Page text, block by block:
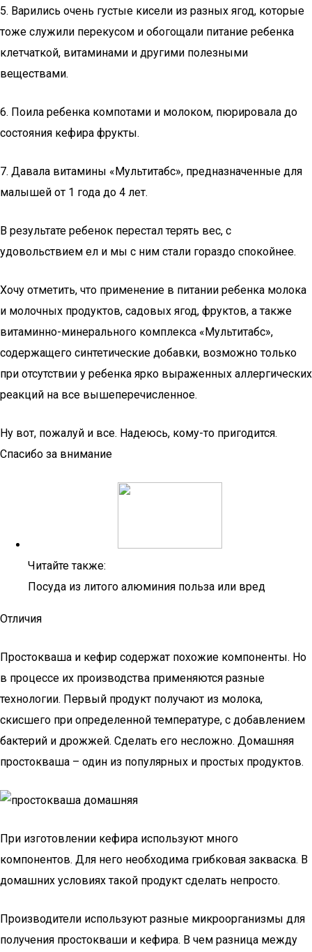
5. Варились очень густые кисели из разных ягод, которые
тоже служили перекусом и обогощали питание ребенка
клетчаткой, витаминами и другими полезными
веществами.
6. Поила ребенка компотами и молоком, пюрировала до
состояния кефира фрукты.
7. Давала витамины «Мультитабс», предназначенные для
малышей от 1 года до 4 лет.
В результате ребенок перестал терять вес, с
удовольствием ел и мы с ним стали гораздо спокойнее.
Хочу отметить, что применение в питании ребенка молока
и молочных продуктов, садовых ягод, фруктов, а также
витаминно-минерального комплекса «Мультитабс»,
содержащего синтетические добавки, возможно только
при отсутствии у ребенка ярко выраженных аллергических
реакций на все вышеперечисленное.
Ну вот, пожалуй и все. Надеюсь, кому-то пригодится.
Спасибо за внимание
Читайте также:
Посуда из литого алюминия польза или вред
Отличия
Простокваша и кефир содержат похожие компоненты. Но
в процессе их производства применяются разные
технологии. Первый продукт получают из молока,
скисшего при определенной температуре, с добавлением
бактерий и дрожжей. Сделать его несложно. Домашняя
простокваша – один из популярных и простых продуктов.
При изготовлении кефира используют много
компонентов. Для него необходима грибковая закваска. В
домашних условиях такой продукт сделать непросто.
Производители используют разные микроорганизмы для
получения простокваши и кефира. В чем разница между